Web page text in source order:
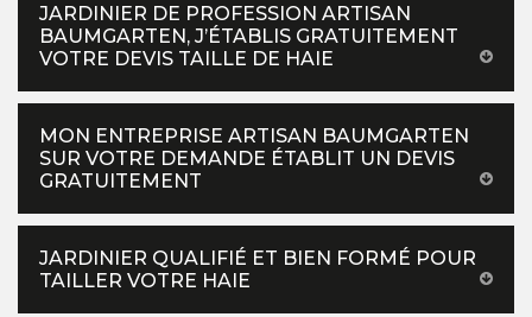
JARDINIER DE PROFESSION ARTISAN
BAUMGARTEN, J’ÉTABLIS GRATUITEMENT
VOTRE DEVIS TAILLE DE HAIE
MON ENTREPRISE ARTISAN BAUMGARTEN
SUR VOTRE DEMANDE ÉTABLIT UN DEVIS
GRATUITEMENT
JARDINIER QUALIFIÉ ET BIEN FORMÉ POUR
TAILLER VOTRE HAIE